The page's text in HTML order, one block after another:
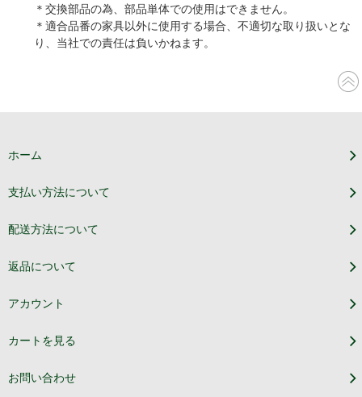
＊交換部品の為、部品単体での使用はできません。
＊適合品番の家具以外に使用する場合、不適切な取り扱いとな
り、当社での責任は負いかねます。
ホーム
支払い方法について
配送方法について
返品について
アカウント
カートを見る
お問い合わせ